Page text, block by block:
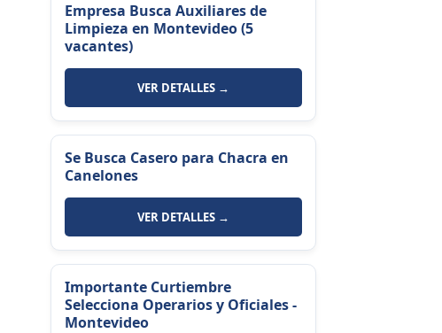
Empresa Busca Auxiliares de
Limpieza en Montevideo (5
vacantes)
VER DETALLES →
Se Busca Casero para Chacra en
Canelones
VER DETALLES →
Importante Curtiembre
Selecciona Operarios y Oficiales -
Montevideo